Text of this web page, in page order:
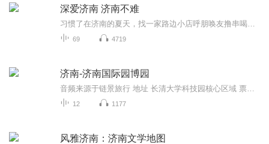
深爱济南 济南不难
69 4719
济南-济南国际园博园
12 1177
风雅济南：济南文学地图